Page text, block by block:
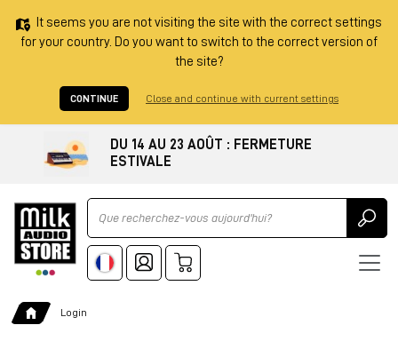
It seems you are not visiting the site with the correct settings
for your country. Do you want to switch to the correct version of
the site?
CONTINUE Close and continue with current settings
DU 14 AU 23 AOÛT : FERMETURE
ESTIVALE
Ricerca
Login